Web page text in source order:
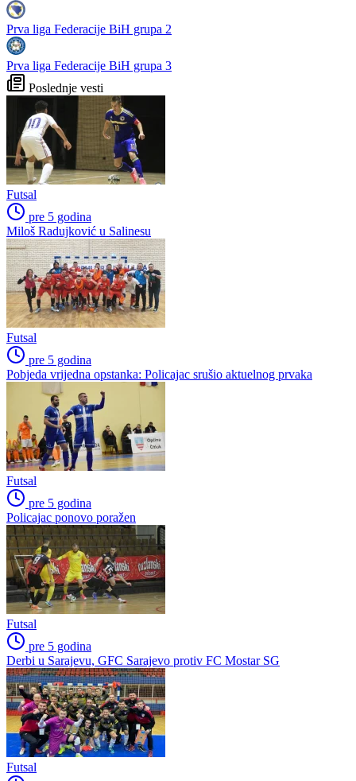
Prva liga Federacije BiH grupa 2
Prva liga Federacije BiH grupa 3
Poslednje vesti
Futsal
pre 5 godina
Miloš Radujković u Salinesu
Futsal
pre 5 godina
Pobjeda vrijedna opstanka: Policajac srušio aktuelnog prvaka
Futsal
pre 5 godina
Policajac ponovo poražen
Futsal
pre 5 godina
Derbi u Sarajevu, GFC Sarajevo protiv FC Mostar SG
Futsal